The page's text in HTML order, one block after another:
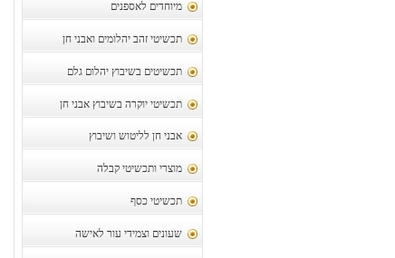
מיוחדים לאספנים
תכשיטי זהב יהלומים ואבני חן
תכשיטים בשיבוץ יהלום גלם
תכשיטי יוקרה בשיבוץ אבני חן
אבני חן לליטוש ושיבוץ
מוצרי ותכשיטי קבלה
תכשיטי כסף
שעונים וצמידי עור לאישה